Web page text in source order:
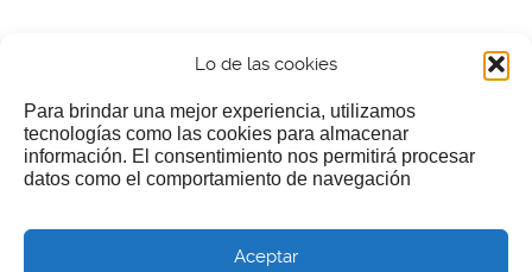
Lo de las cookies
Para brindar una mejor experiencia, utilizamos
tecnologías como las cookies para almacenar
información. El consentimiento nos permitirá procesar
datos como el comportamiento de navegación
Aceptar
¿Nos invitas a un cafecillo?
Si te gusta nuestra web puedes echar limosna a estos